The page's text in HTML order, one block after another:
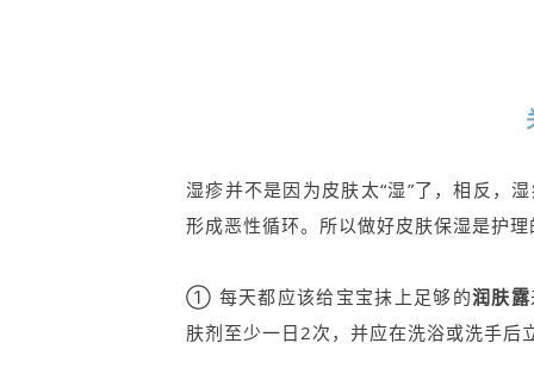
湿疹并不是因为皮肤太“湿”了，相反，
形成恶性循环。所以做好皮肤保湿是护
① 每天都应该给宝宝抹上足够的润肤露
肤剂至少一日2次，并应在洗浴或洗手后